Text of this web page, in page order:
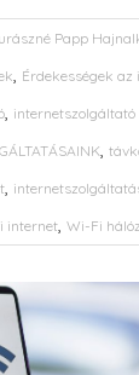
Papp
Érdekességek
,
,
internet, Wi-Fi